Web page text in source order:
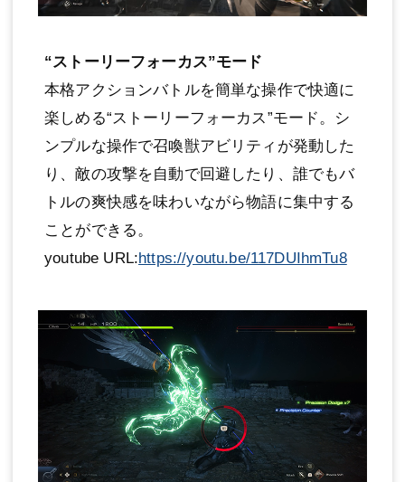
“ストーリーフォーカス”モード
本格アクションバトルを簡単な操作で快適に
楽しめる“ストーリーフォーカス”モード。シ
ンプルな操作で召喚獣アビリティが発動した
り、敵の攻撃を自動で回避したり、誰でもバ
トルの爽快感を味わいながら物語に集中する
ことができる。
youtube URL:https://youtu.be/117DUIhmTu8